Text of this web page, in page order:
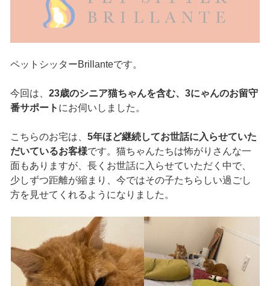
ペットシッターBrillanteです。
今回は、 23歳のシニア猫ちゃんを含む、3にゃんのお留守
番サポート にお伺いしました。
こちらのお宅は、 5年ほど継続してお世話に入らせていた
だいているお客様です。猫ちゃんたちは怖がりさんな一
面もありますが、長くお世話に入らせていただく中で、
少しずつ距離が縮まり、今ではその子たちらしい過ごし
方を見せてくれるようになりました。